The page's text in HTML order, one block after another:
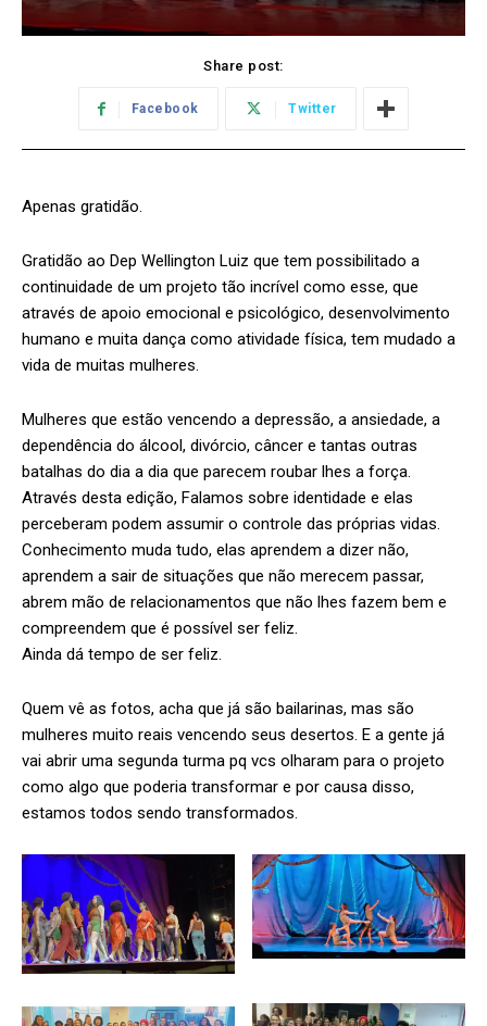
Share post:
Facebook Twitter
Apenas gratidão.
Gratidão ao Dep Wellington Luiz que tem possibilitado a
continuidade de um projeto tão incrível como esse, que
através de apoio emocional e psicológico, desenvolvimento
humano e muita dança como atividade física, tem mudado a
vida de muitas mulheres.
Mulheres que estão vencendo a depressão, a ansiedade, a
dependência do álcool, divórcio, câncer e tantas outras
batalhas do dia a dia que parecem roubar lhes a força.
Através desta edição, Falamos sobre identidade e elas
perceberam podem assumir o controle das próprias vidas.
Conhecimento muda tudo, elas aprendem a dizer não,
aprendem a sair de situações que não merecem passar,
abrem mão de relacionamentos que não lhes fazem bem e
compreendem que é possível ser feliz.
Ainda dá tempo de ser feliz.
Quem vê as fotos, acha que já são bailarinas, mas são
mulheres muito reais vencendo seus desertos. E a gente já
vai abrir uma segunda turma pq vcs olharam para o projeto
como algo que poderia transformar e por causa disso,
estamos todos sendo transformados.